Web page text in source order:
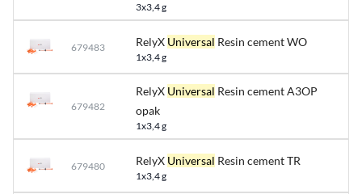
3x3,4 g
679483 RelyX Universal Resin cement WO
1x3,4 g
679482
RelyX Universal Resin cement A3OP
opak
1x3,4 g
679480 RelyX Universal Resin cement TR
1x3,4 g